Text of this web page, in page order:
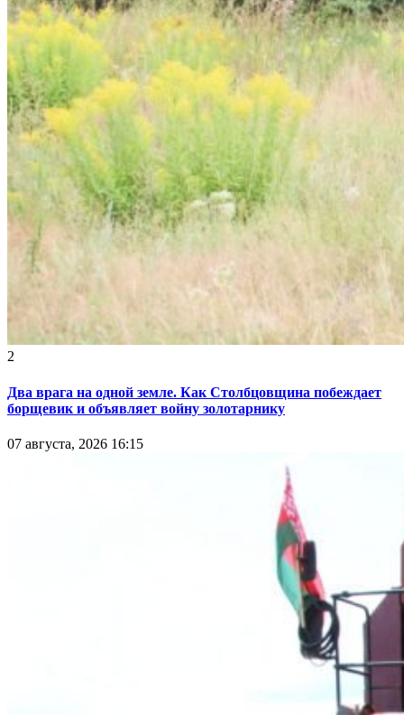
2
Два врага на одной земле. Как Столбцовщина побеждает
борщевик и объявляет войну золотарнику
07 августа, 2026 16:15